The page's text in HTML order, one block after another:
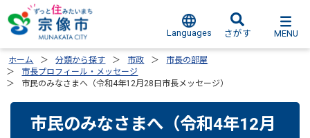
Languages さがす MENU
ホーム 分類から探す 市政
市長の部屋
市長プロフィール・メッセージ
市民のみなさまへ（令和4年12月28日市長メッセージ）
市民のみなさまへ（令和4年12月